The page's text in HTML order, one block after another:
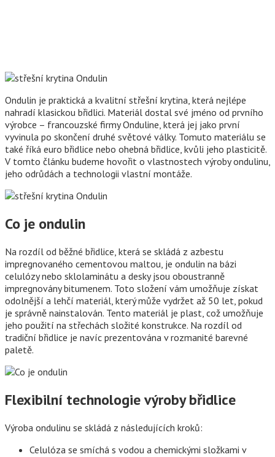
Ondulin je praktická a kvalitní střešní krytina, která nejlépe
nahradí klasickou břidlici. Materiál dostal své jméno od prvního
výrobce – francouzské firmy Onduline, která jej jako první
vyvinula po skončení druhé světové války. Tomuto materiálu se
také říká euro břidlice nebo ohebná břidlice, kvůli jeho plasticitě.
V tomto článku budeme hovořit o vlastnostech výroby ondulinu,
jeho odrůdách a technologii vlastní montáže.
Co je ondulin
Na rozdíl od běžné břidlice, která se skládá z azbestu
impregnovaného cementovou maltou, je ondulin na bázi
celulózy nebo sklolaminátu a desky jsou oboustranně
impregnovány bitumenem. Toto složení vám umožňuje získat
odolnější a lehčí materiál, který může vydržet až 50 let, pokud
je správně nainstalován. Tento materiál je plast, což umožňuje
jeho použití na střechách složité konstrukce. Na rozdíl od
tradiční břidlice je navíc prezentována v rozmanité barevné
paletě.
Flexibilní technologie výroby břidlice
Výroba ondulinu se skládá z následujících kroků:
Celulóza se smíchá s vodou a chemickými složkami v